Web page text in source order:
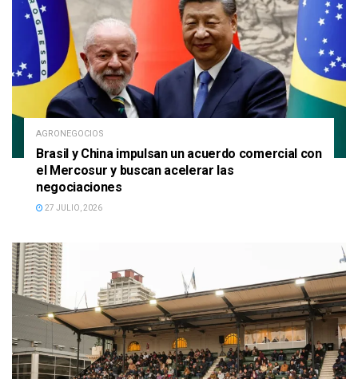
AGRONEGOCIOS
Brasil y China impulsan un acuerdo comercial con
el Mercosur y buscan acelerar las
negociaciones
27 JULIO, 2026